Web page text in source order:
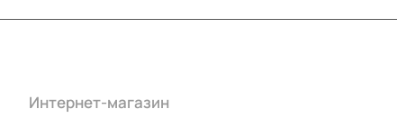
Интернет-магазин